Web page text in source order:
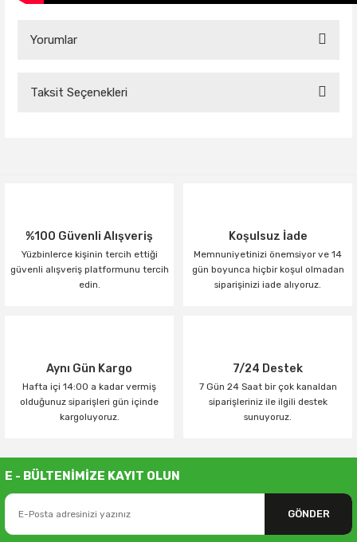
Yorumlar
Taksit Seçenekleri
%100 Güvenli Alışveriş
Yüzbinlerce kişinin tercih ettiği
güvenli alışveriş platformunu tercih
edin.
Koşulsuz İade
Memnuniyetinizi önemsiyor ve 14
gün boyunca hiçbir koşul olmadan
siparişinizi iade alıyoruz.
Aynı Gün Kargo
Hafta içi 14:00 a kadar vermiş
olduğunuz siparişleri gün içinde
kargoluyoruz.
7/24 Destek
7 Gün 24 Saat bir çok kanaldan
siparişleriniz ile ilgili destek
sunuyoruz.
E - BÜLTENİMİZE KAYIT OLUN
GÖNDER